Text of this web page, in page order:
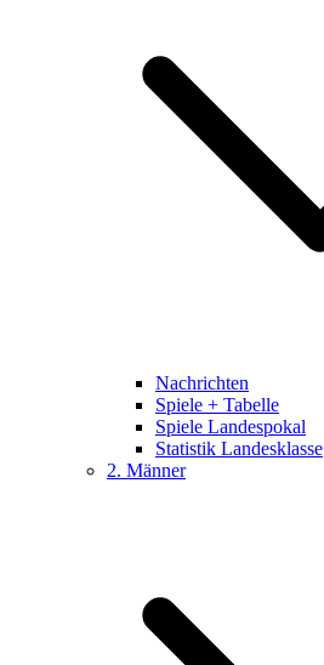
Nachrichten
Spiele + Tabelle
Spiele Landespokal
Statistik Landesklasse
2. Männer